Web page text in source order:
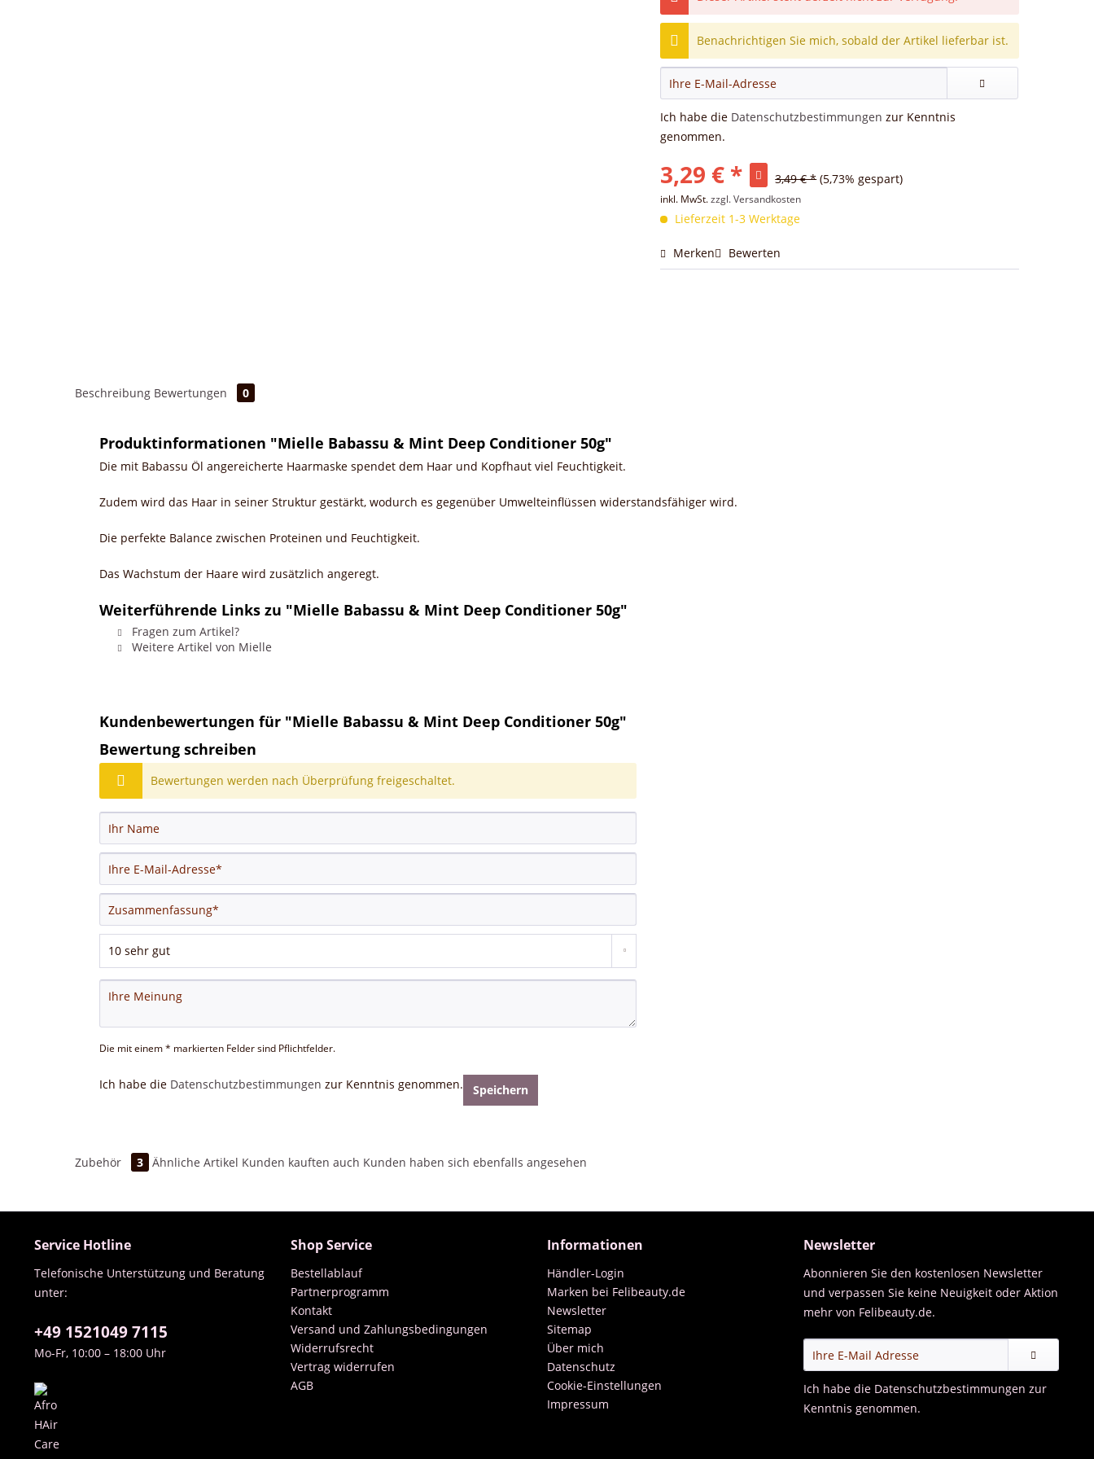
Benachrichtigen Sie mich, sobald der Artikel lieferbar ist.
Ich habe die Datenschutzbestimmungen zur Kenntnis
genommen.
3,29 € * 3,49 € * (5,73% gespart)
inkl. MwSt.zzgl. Versandkosten
Lieferzeit 1-3 Werktage
Merken Bewerten
Beschreibung Bewertungen 0
Produktinformationen "Mielle Babassu & Mint Deep Conditioner 50g"
Die mit Babassu Öl angereicherte Haarmaske spendet dem Haar und Kopfhaut viel Feuchtigkeit.
Zudem wird das Haar in seiner Struktur gestärkt, wodurch es gegenüber Umwelteinflüssen widerstandsfähiger wird.
Die perfekte Balance zwischen Proteinen und Feuchtigkeit.
Das Wachstum der Haare wird zusätzlich angeregt.
Weiterführende Links zu "Mielle Babassu & Mint Deep Conditioner 50g"
Fragen zum Artikel?
Weitere Artikel von Mielle
Kundenbewertungen für "Mielle Babassu & Mint Deep Conditioner 50g"
Bewertung schreiben
Bewertungen werden nach Überprüfung freigeschaltet.
Die mit einem * markierten Felder sind Pflichtfelder.
Ich habe die Datenschutzbestimmungen zur Kenntnis genommen. Speichern
Zubehör 3 Ähnliche Artikel Kunden kauften auch Kunden haben sich ebenfalls angesehen
Service Hotline
Telefonische Unterstützung und Beratung
unter:
+49 1521049 7115
Mo-Fr, 10:00 – 18:00 Uhr
Shop Service
Bestellablauf
Partnerprogramm
Kontakt
Versand und Zahlungsbedingungen
Widerrufsrecht
Vertrag widerrufen
AGB
Informationen
Händler-Login
Marken bei Felibeauty.de
Newsletter
Sitemap
Über mich
Datenschutz
Cookie-Einstellungen
Impressum
Newsletter
Abonnieren Sie den kostenlosen Newsletter
und verpassen Sie keine Neuigkeit oder Aktion
mehr von Felibeauty.de.
Ich habe die Datenschutzbestimmungen zur
Kenntnis genommen.